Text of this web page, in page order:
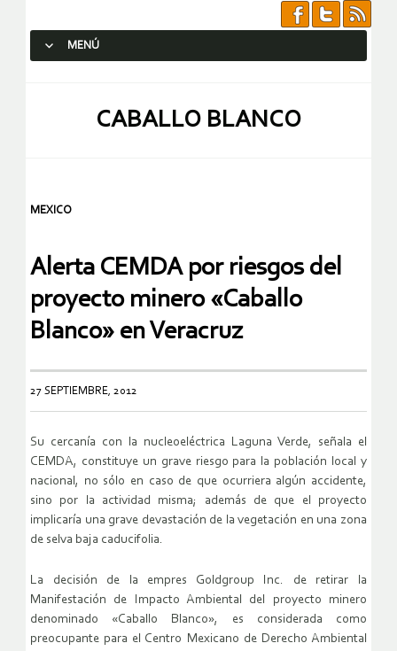
MENÚ
CABALLO BLANCO
MEXICO
Alerta CEMDA por riesgos del
proyecto minero «Caballo
Blanco» en Veracruz
27 SEPTIEMBRE, 2012
Su cercanía con la nucleoeléctrica Laguna Verde, señala el
CEMDA, constituye un grave riesgo para la población local y
nacional, no sólo en caso de que ocurriera algún accidente,
sino por la actividad misma; además de que el proyecto
implicaría una grave devastación de la vegetación en una zona
de selva baja caducifolia.
La decisión de la empres Goldgroup Inc. de retirar la
Manifestación de Impacto Ambiental del proyecto minero
denominado «Caballo Blanco», es considerada como
preocupante para el Centro Mexicano de Derecho Ambiental